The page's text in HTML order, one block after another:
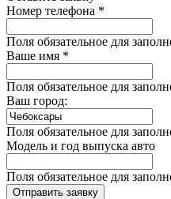
Номер телефона *
Поля обязательное для
Ваше имя *
Поля обязательное для
Ваш город:
Поля обязательное для
Модель и год выпуска авто
Поля обязательное для
Отправить заявку